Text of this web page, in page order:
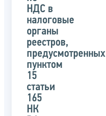
НДС в
налоговые
органы
реестров,
предусмотренных
пунктом
15
статьи
165
НК